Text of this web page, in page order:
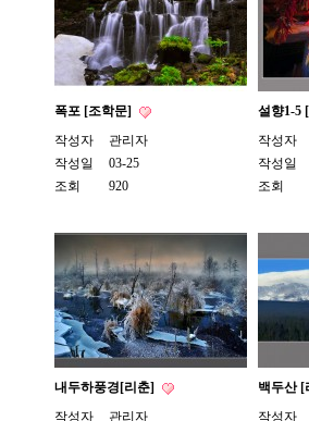
폭포 [조학문]
작성자
관리자
작성일
03-25
조회
920
설향1-5
작성자
작성일
조회
내두하풍경[리춘]
작성자
관리자
백두산 [
작성자